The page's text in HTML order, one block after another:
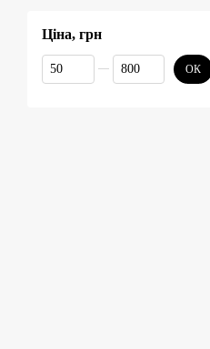
Ціна, грн
Від Ціна, грн
До Ціна, грн
ОК